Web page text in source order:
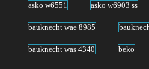
asko w6551 asko w6903 ss
bauknecht wae 8985
bauknecht was 4340 beko